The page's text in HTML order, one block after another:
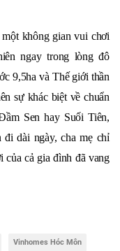
không gian vui chơi
ngay trong lòng đô
9,5ha và Thế giới thần
sự khác biệt về chuẩn
Sen hay Suối Tiên,
dài ngày, cha mẹ chỉ
của cả gia đình đã vang
Vinhomes Hóc Môn